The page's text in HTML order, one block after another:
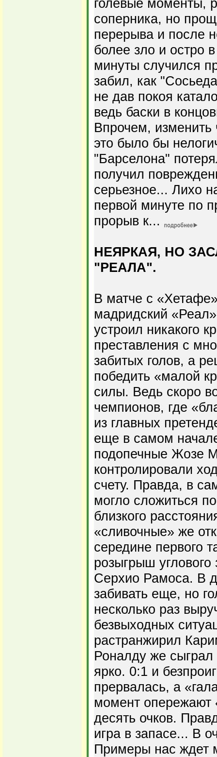
голевые моменты,
соперника, но
перерыва и после
более зло и остро
минуты случился
забил, как
не дав покоя
ведь баски в
Впрочем, изменить
это было бы
"Барселона"
получил
серьезное... Лихо
первой минуте по
прорыв к...
НЕЯРКАЯ, НО
"РЕАЛА".
В матче с
мадридский
устроил никакого
преставления с
забитых голов, а
победить «малой
силы. Ведь скоро
чемпионов, где
из главных
еще в самом
подопечные Жозе
контролировали
счету. Правда, в
могло сложиться
близкого
«сливочные» же
середине первого
розыгрыш
Серхио Рамоса. В
забивать еще, но
несколько раз
безвыходных
растранжирил
Роналду же
ярко. 0:1 и
прервалась, а
момент опережают
десять очков.
игра в запасе... В
Примеры нас ждет